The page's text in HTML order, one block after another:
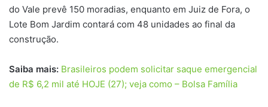
do Vale prevê 150 moradias, enquanto em Juiz de Fora, o
Lote Bom Jardim contará com 48 unidades ao final da
construção.
Saiba mais: Brasileiros podem solicitar saque emergencial
de R$ 6,2 mil até HOJE (27); veja como – Bolsa Família